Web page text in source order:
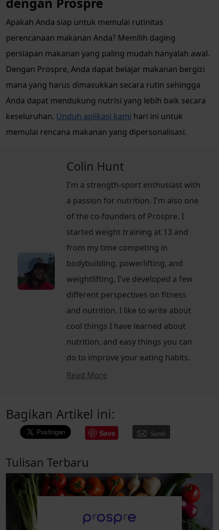
Apakah Anda siap untuk memulai rutinitas
perencanaan makanan Anda? Memilih daging
persiapan makanan yang paling mudah hanyalah awal.
Dengan Prospre, Anda dapat belajar makanan bergizi
mana yang harus dimasukkan secara rutin sehingga
Anda dapat mendukung nutrisi yang lebih baik secara
keseluruhan. Unduh aplikasi kami hari ini untuk
memulai rencana makanan yang dipersonalisasi.
Colin Hunt
I'm a strength-sport enthusiast with
a passion for nutrition. I'm also one
of the co-founders of Prospre. I
started weight training at 13 and
from my time competing in
bodybuilding, powerlifting, and
weightlifting, I've developed a few
different perspectives on fitness
and nutrition. I like to write about
cool things I have learned about
nutrition, and easy things you can
do to improve your eating habits.
Read More
Bagikan Artikel ini:
Save Surel
Tulisan Terbaru